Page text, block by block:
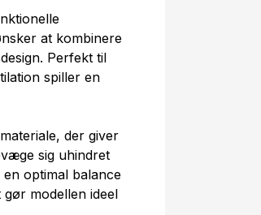
at kombinere
Perfekt til
spiller en
der giver
sig uhindret
optimal balance
modellen ideel